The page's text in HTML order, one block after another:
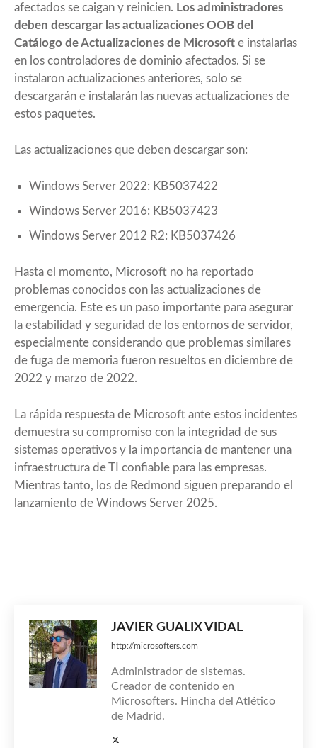
afectados se caigan y reinicien. Los administradores
deben descargar las actualizaciones OOB del
Catálogo de Actualizaciones de Microsoft e instalarlas
en los controladores de dominio afectados. Si se
instalaron actualizaciones anteriores, solo se
descargarán e instalarán las nuevas actualizaciones de
estos paquetes.
Las actualizaciones que deben descargar son:
Windows Server 2022: KB5037422
Windows Server 2016: KB5037423
Windows Server 2012 R2: KB5037426
Hasta el momento, Microsoft no ha reportado
problemas conocidos con las actualizaciones de
emergencia. Este es un paso importante para asegurar
la estabilidad y seguridad de los entornos de servidor,
especialmente considerando que problemas similares
de fuga de memoria fueron resueltos en diciembre de
2022 y marzo de 2022.
La rápida respuesta de Microsoft ante estos incidentes
demuestra su compromiso con la integridad de sus
sistemas operativos y la importancia de mantener una
infraestructura de TI confiable para las empresas.
Mientras tanto, los de Redmond siguen preparando el
lanzamiento de Windows Server 2025.
JAVIER GUALIX VIDAL
http://microsofters.com
Administrador de sistemas.
Creador de contenido en
Microsofters. Hincha del Atlético
de Madrid.